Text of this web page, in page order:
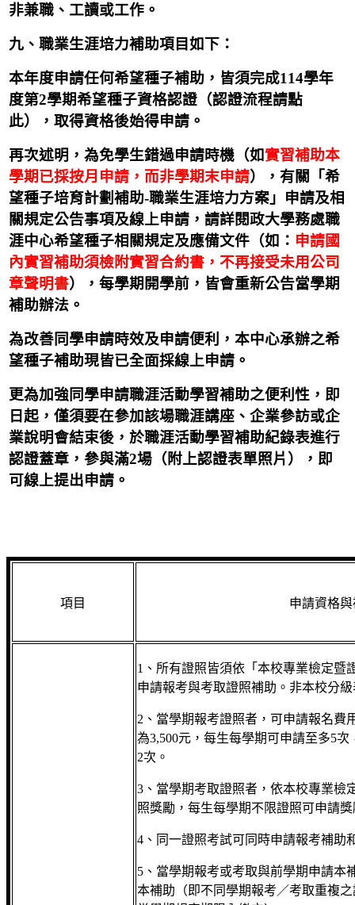
非兼職、工讀或工作。
九、職業生涯培力補助項目如下：
本年度申請任何希望種子補助，皆須完成114學年
度第2學期希望種子資格認證 （認證流程請點
此）
，取得資格後始得申請。
再次述明，為免學生錯過申請時機（如實習補助本
學期已採按月申請，而非學期末申請），有關「希
望種子培育計劃補助-職業生涯培力方案」申請及相
關規定公告事項及線上申請，請詳閱政大學務處職
涯中心希望種子相關規定及應備文件（如： 申請國
內實習補助須檢附實習合約書，不再接受未用公司
章聲明書），每學期開學前，皆會重新公告當學期
補助辦法。
為改善同學申請時效及申請便利，本中心承辦之希
望種子補助現皆已全面採線上申請。
更為加強同學申請職涯活動學習補助之便利性，即
日起，僅須要在參加該場職涯講座、企業參訪或企
業說明會結束後，於職涯活動學習補助紀錄表進行
認證蓋章，參與滿2場（附上認證表單照片），即
可線上提出申請。
項目 申請資格
1、所有證照皆須依「本校專業檢定暨
申請報考與考取證照補助。非本校分
2、當學期報考證照者，可申請報名費
為3,500元，每生每學期可申請至多5
2次。
3、當學期考取證照者，依本校專業檢
照獎勵，每生每學期不限證照可申請
4、同一證照考試可同時申請報考補助
5、當學期報考或考取與前學期申請本
本補助（即不同學期報考／考取重複